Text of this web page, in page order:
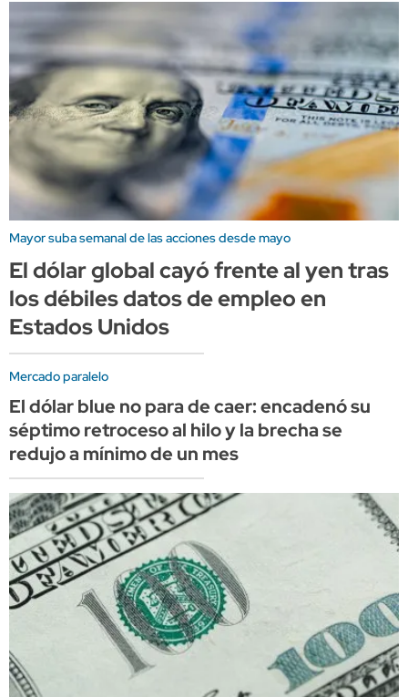
Mayor suba semanal de las acciones desde mayo
El dólar global cayó frente al yen tras
los débiles datos de empleo en
Estados Unidos
Mercado paralelo
El dólar blue no para de caer: encadenó su
séptimo retroceso al hilo y la brecha se
redujo a mínimo de un mes